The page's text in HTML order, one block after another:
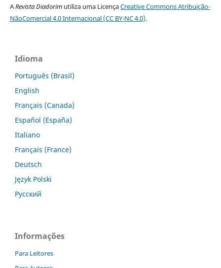
ARevista Diadorimutiliza uma LicençaCreative Commons Atribuição-
NãoComercial 4.0 Internacional (CC BY-NC 4.0).
Idioma
Português (Brasil)
English
Français (Canada)
Español (España)
Italiano
Français (France)
Deutsch
Język Polski
Русский
Informações
Para Leitores